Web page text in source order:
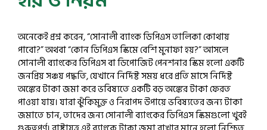
অনেকেই প্রশ্ন করেন, “সোনালী ব্যাংক ডিপিএস তালিকা কোথায়
পাবো?” অথবা “কোন ডিপিএস স্কিমে বেশি মুনাফা হয়?” আসলে
সোনালী ব্যাংকের ডিপিএস বা ডিপোজিট পেনশনার স্কিম হলো একটি
জনপ্রিয় সঞ্চয় পদ্ধতি, যেখানে নির্দিষ্ট সময় ধরে প্রতি মাসে নির্দিষ্ট
অঙ্কের টাকা জমা করে ভবিষ্যতে একটি বড় অঙ্কের টাকা ফেরত
পাওয়া যায়। যারা ঝুঁকিমুক্ত ও নিরাপদ উপায়ে ভবিষ্যতের জন্য টাকা
জমাতে চান, তাদের জন্য সোনালী ব্যাংকের ডিপিএস স্কিমগুলো খুবই